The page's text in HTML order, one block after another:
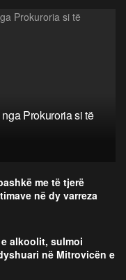
Prokuroria si të
me të tjerë
në dy varreza
alkoolit, sulmoi
në Mitrovicën e